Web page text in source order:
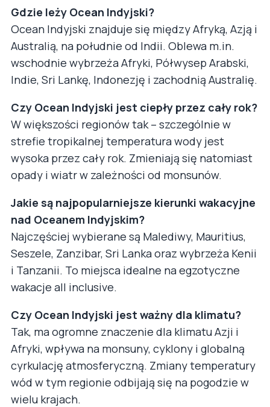
Gdzie leży Ocean Indyjski?
Ocean Indyjski znajduje się między Afryką, Azją i
Australią, na południe od Indii. Oblewa m.in.
wschodnie wybrzeża Afryki, Półwysep Arabski,
Indie, Sri Lankę, Indonezję i zachodnią Australię.
Czy Ocean Indyjski jest ciepły przez cały rok?
W większości regionów tak – szczególnie w
strefie tropikalnej temperatura wody jest
wysoka przez cały rok. Zmieniają się natomiast
opady i wiatr w zależności od monsunów.
Jakie są najpopularniejsze kierunki wakacyjne
nad Oceanem Indyjskim?
Najczęściej wybierane są Malediwy, Mauritius,
Seszele, Zanzibar, Sri Lanka oraz wybrzeża Kenii
i Tanzanii. To miejsca idealne na egzotyczne
wakacje all inclusive.
Czy Ocean Indyjski jest ważny dla klimatu?
Tak, ma ogromne znaczenie dla klimatu Azji i
Afryki, wpływa na monsuny, cyklony i globalną
cyrkulację atmosferyczną. Zmiany temperatury
wód w tym regionie odbijają się na pogodzie w
wielu krajach.